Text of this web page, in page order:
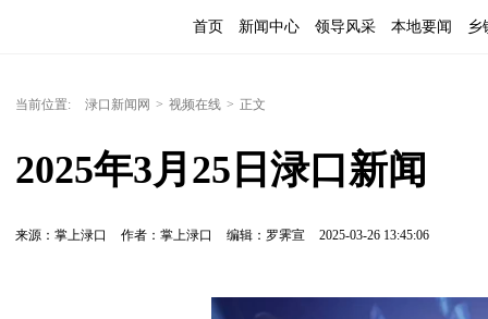
首页 新闻中心 领导风采 本地要闻 乡
当前位置: 渌口新闻网 > 视频在线 > 正文
2025年3月25日渌口新闻
来源：掌上渌口 作者：掌上渌口 编辑：罗霁宣 2025-03-26 13:45:06